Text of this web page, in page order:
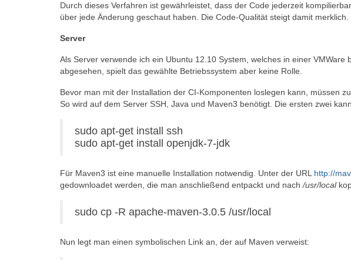
Durch dieses Verfahren ist gewährleistet, dass der Code jederzeit
über jede Änderung geschaut haben. Die Code-Qualität steigt damit merklich.
Server
Als Server verwende ich ein Ubuntu 12.10 System, welches in einer VMWare
abgesehen, spielt das gewählte Betriebssystem aber keine Rolle.
Bevor man mit der Installation der CI-Komponenten loslegen kann, müssen
So wird auf dem Server SSH, Java und Maven3 benötigt. Die ersten zwei
sudo apt-get install ssh
sudo apt-get install openjdk-7-jdk
Für Maven3 ist eine manuelle Installation notwendig. Unter der URL http://
gedownloadet werden, die man anschließend entpackt und nach /usr/local
sudo cp -R apache-maven-3.0.5 /usr/local
Nun legt man einen symbolischen Link an, der auf Maven verweist: